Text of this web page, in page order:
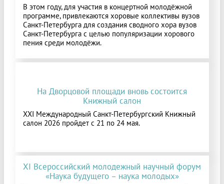
В этом году, для участия в концертной молодёжной
программе, привлекаются хоровые коллективы вузов
Санкт-Петербурга для создания сводного хора вузов
Санкт-Петербурга с целью популяризации хорового
пения среди молодёжи.
На Дворцовой площади вновь состоится
Книжный салон
XXI Международный Санкт-Петербургский Книжный
салон 2026 пройдет с 21 по 24 мая.
XI Всероссийский молодежный научный форум
«Наука будущего – наука молодых»